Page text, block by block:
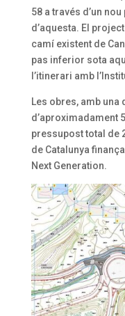
58 a través d’un
d’aquesta. El
camí existent de
pas inferior sota
l’itinerari amb
Les obres, amb una
d’aproximadament
pressupost total de
de Catalunya
Next Generation.